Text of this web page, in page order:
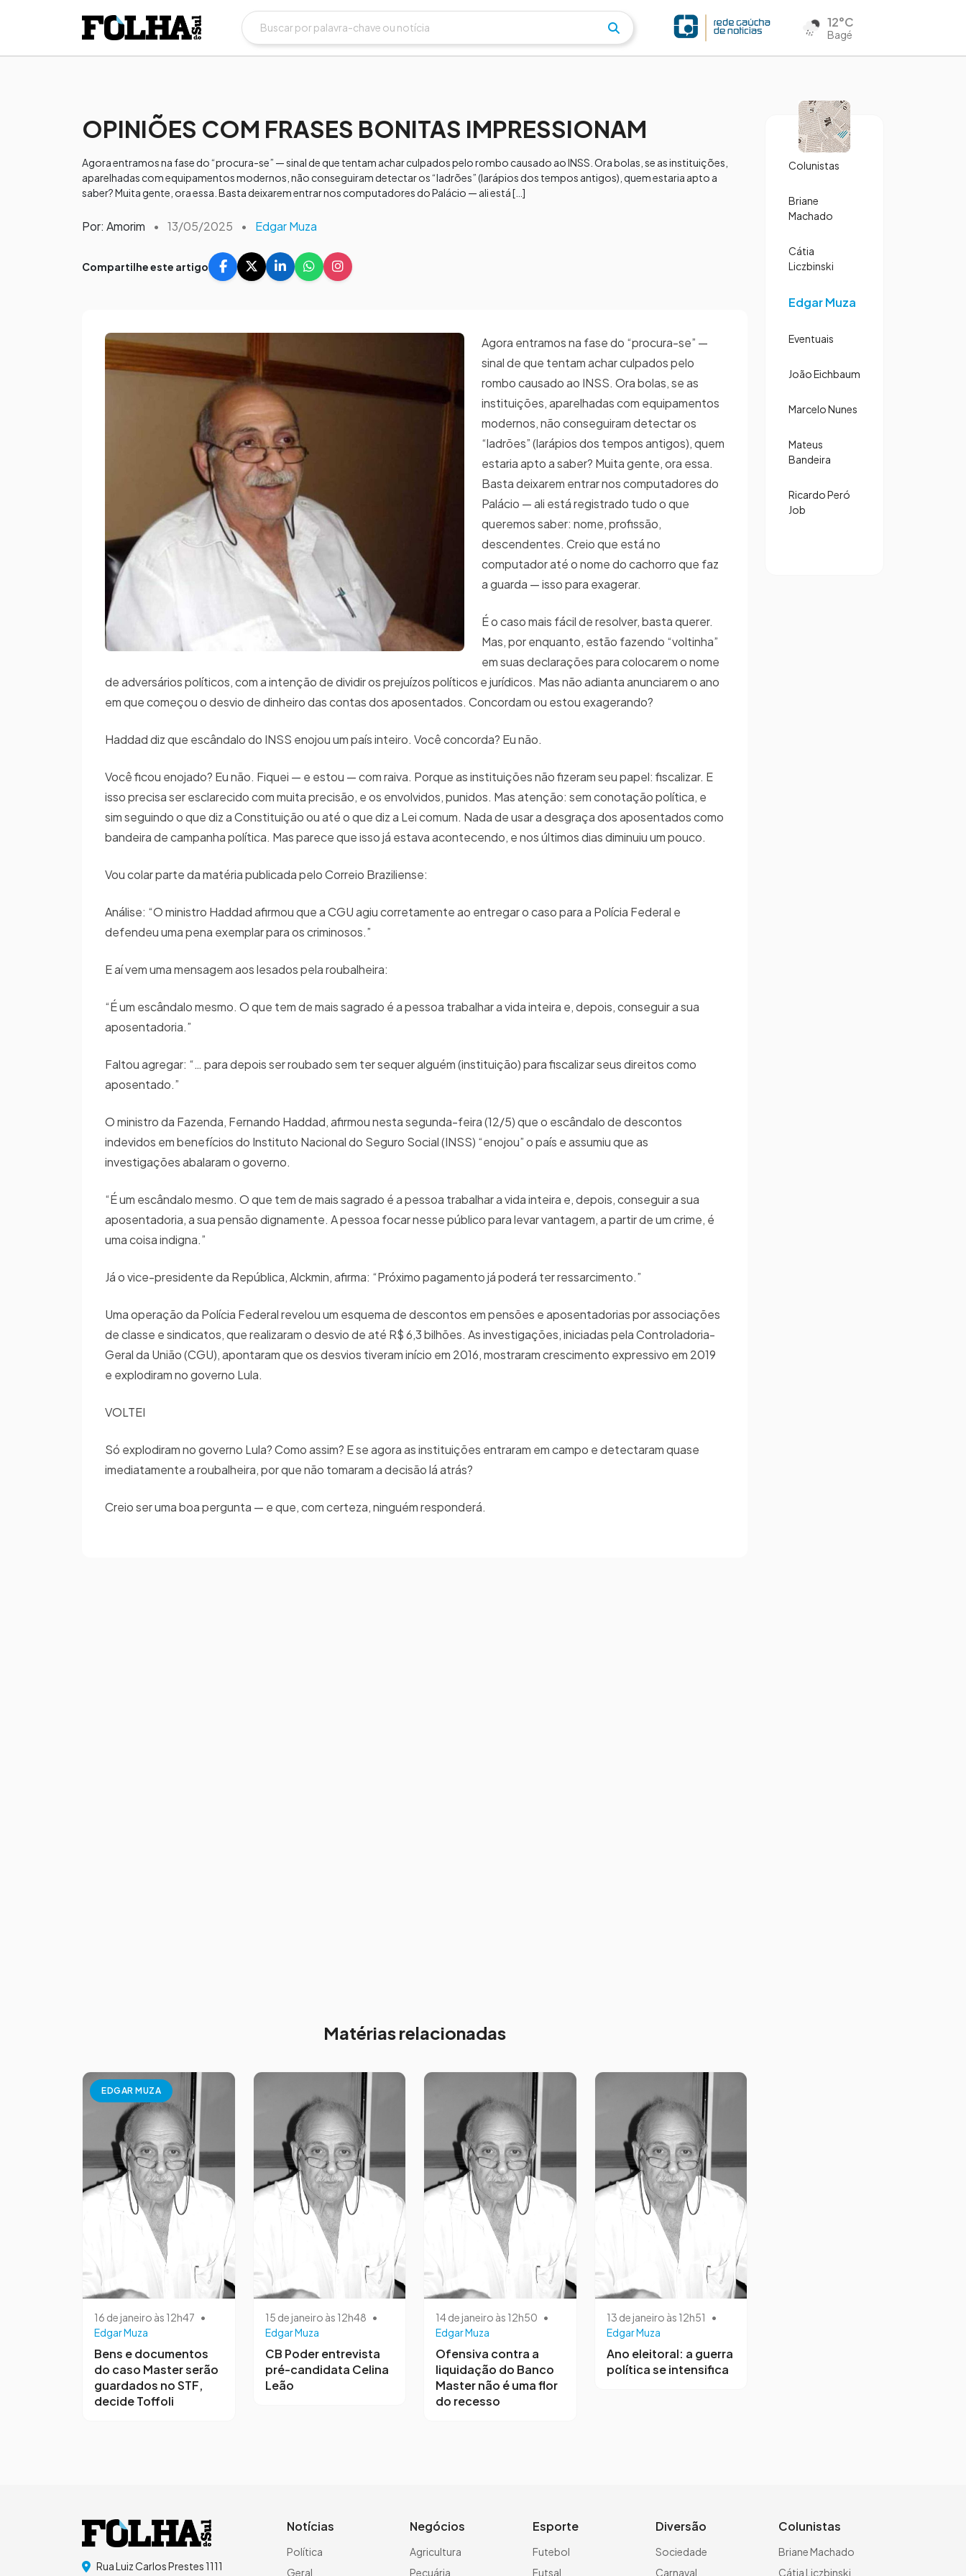
12°C
Bagé
OPINIÕES COM FRASES BONITAS IMPRESSIONAM
Agora entramos na fase do “procura-se” — sinal de que tentam achar culpados pelo rombo causado ao INSS. Ora bolas, se as instituições,
aparelhadas com equipamentos modernos, não conseguiram detectar os “ladrões” (larápios dos tempos antigos), quem estaria apto a
saber? Muita gente, ora essa. Basta deixarem entrar nos computadores do Palácio — ali está […]
Por: Amorim • 13/05/2025 • Edgar Muza
Compartilhe este artigo
Agora entramos na fase do “procura-se” —
sinal de que tentam achar culpados pelo
rombo causado ao INSS. Ora bolas, se as
instituições, aparelhadas com equipamentos
modernos, não conseguiram detectar os
“ladrões” (larápios dos tempos antigos), quem
estaria apto a saber? Muita gente, ora essa.
Basta deixarem entrar nos computadores do
Palácio — ali está registrado tudo o que
queremos saber: nome, profissão,
descendentes. Creio que está no
computador até o nome do cachorro que faz
a guarda — isso para exagerar.
É o caso mais fácil de resolver, basta querer.
Mas, por enquanto, estão fazendo “voltinha”
em suas declarações para colocarem o nome
de adversários políticos, com a intenção de dividir os prejuízos políticos e jurídicos. Mas não adianta anunciarem o ano
em que começou o desvio de dinheiro das contas dos aposentados. Concordam ou estou exagerando?
Haddad diz que escândalo do INSS enojou um país inteiro. Você concorda? Eu não.
Você ficou enojado? Eu não. Fiquei — e estou — com raiva. Porque as instituições não fizeram seu papel: fiscalizar. E
isso precisa ser esclarecido com muita precisão, e os envolvidos, punidos. Mas atenção: sem conotação política, e
sim seguindo o que diz a Constituição ou até o que diz a Lei comum. Nada de usar a desgraça dos aposentados como
bandeira de campanha política. Mas parece que isso já estava acontecendo, e nos últimos dias diminuiu um pouco.
Vou colar parte da matéria publicada pelo Correio Braziliense:
Análise: “O ministro Haddad afirmou que a CGU agiu corretamente ao entregar o caso para a Polícia Federal e
defendeu uma pena exemplar para os criminosos.”
E aí vem uma mensagem aos lesados pela roubalheira:
“É um escândalo mesmo. O que tem de mais sagrado é a pessoa trabalhar a vida inteira e, depois, conseguir a sua
aposentadoria.”
Faltou agregar: “… para depois ser roubado sem ter sequer alguém (instituição) para fiscalizar seus direitos como
aposentado.”
O ministro da Fazenda, Fernando Haddad, afirmou nesta segunda-feira (12/5) que o escândalo de descontos
indevidos em benefícios do Instituto Nacional do Seguro Social (INSS) “enojou” o país e assumiu que as
investigações abalaram o governo.
“É um escândalo mesmo. O que tem de mais sagrado é a pessoa trabalhar a vida inteira e, depois, conseguir a sua
aposentadoria, a sua pensão dignamente. A pessoa focar nesse público para levar vantagem, a partir de um crime, é
uma coisa indigna.”
Já o vice-presidente da República, Alckmin, afirma: “Próximo pagamento já poderá ter ressarcimento.”
Uma operação da Polícia Federal revelou um esquema de descontos em pensões e aposentadorias por associações
de classe e sindicatos, que realizaram o desvio de até R$ 6,3 bilhões. As investigações, iniciadas pela Controladoria-
Geral da União (CGU), apontaram que os desvios tiveram início em 2016, mostraram crescimento expressivo em 2019
e explodiram no governo Lula.
VOLTEI
Só explodiram no governo Lula? Como assim? E se agora as instituições entraram em campo e detectaram quase
imediatamente a roubalheira, por que não tomaram a decisão lá atrás?
Creio ser uma boa pergunta — e que, com certeza, ninguém responderá.
Matérias relacionadas
EDGAR MUZA
16 de janeiro às 12h47 •
Edgar Muza
Bens e documentos
do caso Master serão
guardados no STF,
decide Toffoli
15 de janeiro às 12h48 •
Edgar Muza
CB Poder entrevista
pré-candidata Celina
Leão
14 de janeiro às 12h50 •
Edgar Muza
Ofensiva contra a
liquidação do Banco
Master não é uma flor
do recesso
13 de janeiro às 12h51
•
Edgar Muza
Ano eleitoral: a guerra
política se intensifica
Colunistas
Briane
Machado
Cátia
Liczbinski
Edgar Muza
Eventuais
João Eichbaum
Marcelo Nunes
Mateus
Bandeira
Ricardo Peró
Job
Rua Luiz Carlos Prestes 1111
Notícias
Política
Geral
Negócios
Agricultura
Pecuária
Esporte
Futebol
Futsal
Diversão
Sociedade
Carnaval
Colunistas
Briane Machado
Cátia Liczbinski